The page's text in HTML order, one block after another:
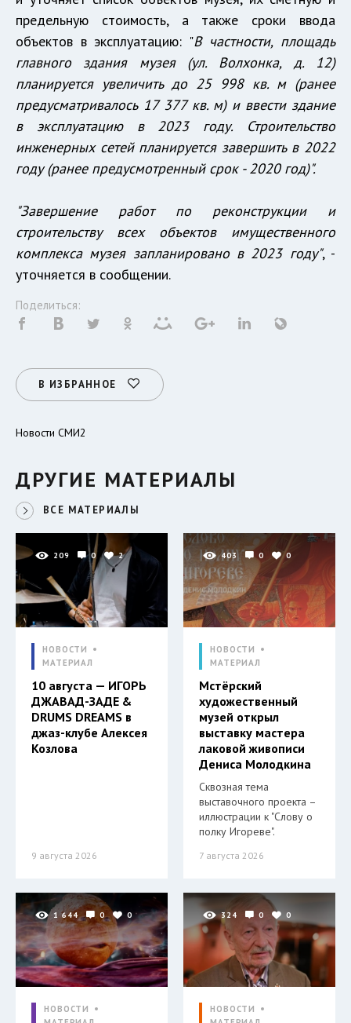
предельную стоимость, а также сроки ввода
объектов в эксплуатацию: "В частности, площадь
главного здания музея (ул. Волхонка, д. 12)
планируется увеличить до 25 998 кв. м (ранее
предусматривалось 17 377 кв. м) и ввести здание
в эксплуатацию в 2023 году. Строительство
инженерных сетей планируется завершить в 2022
году (ранее предусмотренный срок - 2020 год)".
"Завершение работ по реконструкции и
строительству всех объектов имущественного
комплекса музея запланировано в 2023 году", -
уточняется в сообщении.
Поделиться:
В ИЗБРАННОЕ
Новости СМИ2
ДРУГИЕ МАТЕРИАЛЫ
ВСЕ МАТЕРИАЛЫ
209 0 2
НОВОСТИ
МАТЕРИАЛ
10 августа — ИГОРЬ
ДЖАВАД-ЗАДЕ &
DRUMS DREAMS в
джаз-клубе Алексея
Козлова
9 августа 2026
403 0 0
НОВОСТИ
МАТЕРИАЛ
Мстёрский
художественный
музей открыл
выставку мастера
лаковой живописи
Дениса Молодкина
Сквозная тема
выставочного проекта –
иллюстрации к "Слову о
полку Игореве".
7 августа 2026
1 644 0 0
НОВОСТИ
324 0 0
НОВОСТИ